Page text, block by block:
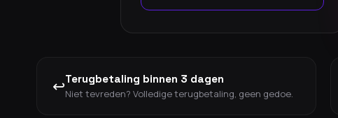
↩Terugbetaling binnen 3 dagen
Niet tevreden? Volledige terugbetaling, geen gedoe.